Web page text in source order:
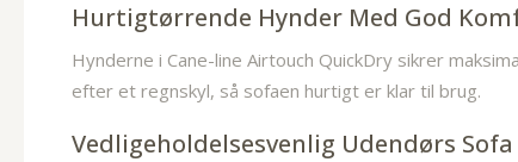
Hurtigtørrende Hynder Med God
Hynderne i Cane-line Airtouch QuickDry sikrer
efter et regnskyl, så sofaen hurtigt er klar til brug.
Vedligeholdelsesvenlig Udendørs Sofa